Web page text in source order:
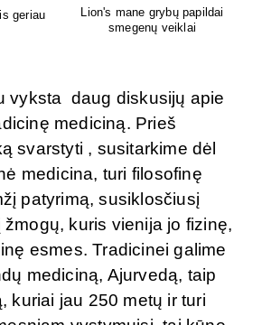
geriau
Lion's mane grybų papildai
smegenų veiklai
vyksta daug diskusijų apie
mediciną. Prieš
svarstyti , susitarkime dėl
medicina, turi filosofinę
patyrimą, susiklosčiusį
žmogų, kuris vienija jo fizinę,
esmes. Tradicinei galime
mediciną, Ajurvedą, taip
kuriai jau 250 metų ir turi